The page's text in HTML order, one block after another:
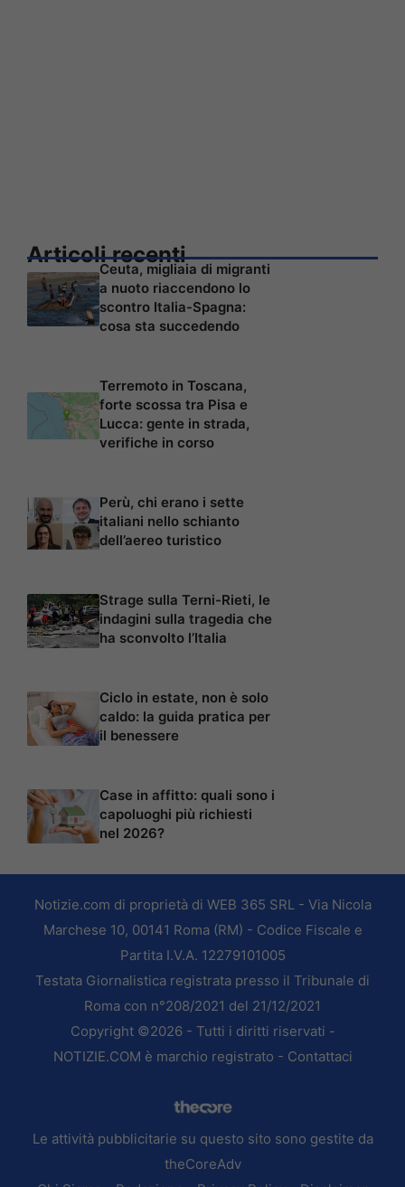
Articoli recenti
Ceuta, migliaia di migranti
a nuoto riaccendono lo
scontro Italia-Spagna:
cosa sta succedendo
Terremoto in Toscana,
forte scossa tra Pisa e
Lucca: gente in strada,
verifiche in corso
Perù, chi erano i sette
italiani nello schianto
dell’aereo turistico
Strage sulla Terni-Rieti, le
indagini sulla tragedia che
ha sconvolto l’Italia
Ciclo in estate, non è solo
caldo: la guida pratica per
il benessere
Case in affitto: quali sono i
capoluoghi più richiesti
nel 2026?
Notizie.com di proprietà di WEB 365 SRL - Via Nicola
Marchese 10, 00141 Roma (RM) - Codice Fiscale e
Partita I.V.A. 12279101005
Testata Giornalistica registrata presso il Tribunale di
Roma con n°208/2021 del 21/12/2021
Copyright ©2026 - Tutti i diritti riservati -
NOTIZIE.COM è marchio registrato - Contattaci
Le attività pubblicitarie su questo sito sono gestite da
theCoreAdv